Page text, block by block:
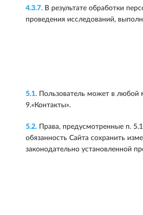
4.3.7. В результате обработки
проведения исследований,
5.1. Пользователь может в любой
9.«Контакты».
5.2. Права, предусмотренные п.
обязанность Сайта сохранить
законодательно установленной